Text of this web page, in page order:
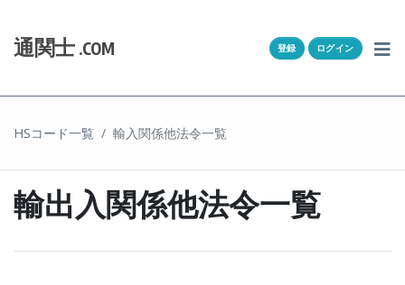
通関士 .COM 登録 ログイン
HSコード一覧 輸入関係他法令一覧
輸出入関係他法令一覧
通関士NEWS
HSコード